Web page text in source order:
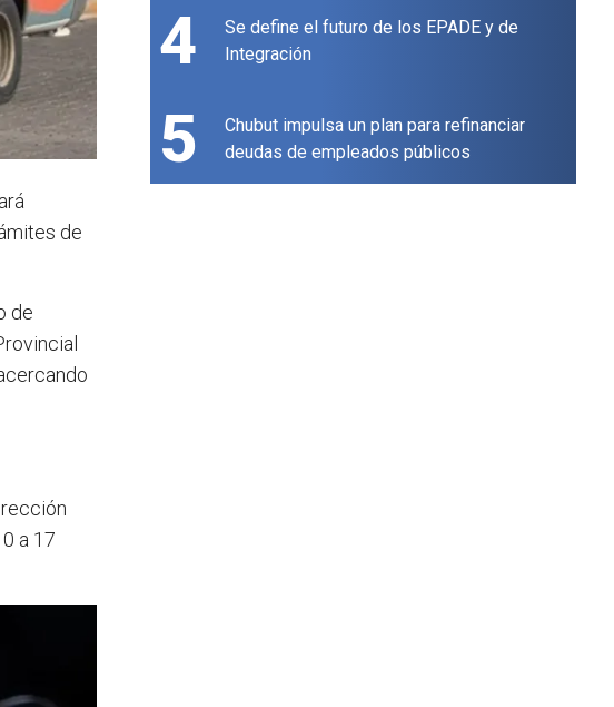
de
de
a 17
4
Se define el futuro de los EPADE y de
Integración
5
Chubut impulsa un plan para refinanciar
deudas de empleados públicos